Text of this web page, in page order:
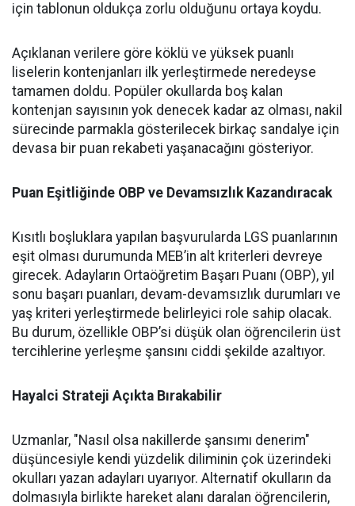
için tablonun oldukça zorlu olduğunu ortaya koydu.
Açıklanan verilere göre köklü ve yüksek puanlı
liselerin kontenjanları ilk yerleştirmede neredeyse
tamamen doldu. Popüler okullarda boş kalan
kontenjan sayısının yok denecek kadar az olması, nakil
sürecinde parmakla gösterilecek birkaç sandalye için
devasa bir puan rekabeti yaşanacağını gösteriyor.
Puan Eşitliğinde OBP ve Devamsızlık Kazandıracak
Kısıtlı boşluklara yapılan başvurularda LGS puanlarının
eşit olması durumunda MEB’in alt kriterleri devreye
girecek. Adayların Ortaöğretim Başarı Puanı (OBP), yıl
sonu başarı puanları, devam-devamsızlık durumları ve
yaş kriteri yerleştirmede belirleyici role sahip olacak.
Bu durum, özellikle OBP’si düşük olan öğrencilerin üst
tercihlerine yerleşme şansını ciddi şekilde azaltıyor.
Hayalci Strateji Açıkta Bırakabilir
Uzmanlar, "Nasıl olsa nakillerde şansımı denerim"
düşüncesiyle kendi yüzdelik diliminin çok üzerindeki
okulları yazan adayları uyarıyor. Alternatif okulların da
dolmasıyla birlikte hareket alanı daralan öğrencilerin,